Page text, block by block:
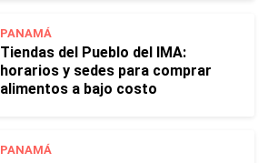
PANAMÁ
Tiendas del Pueblo del IMA:
horarios y sedes para comprar
alimentos a bajo costo
PANAMÁ